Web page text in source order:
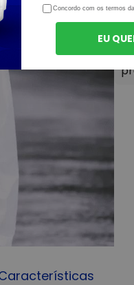
Concordo com os termos da
EU